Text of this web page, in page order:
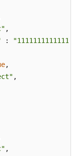
,
:
,
,
,